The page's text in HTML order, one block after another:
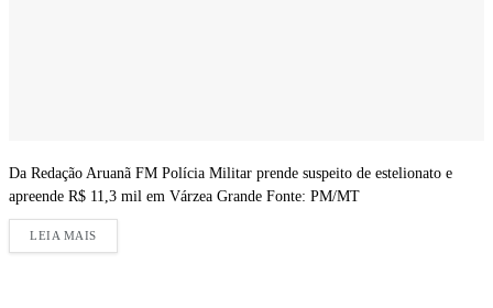
Da Redação Aruanã FM Polícia Militar prende suspeito de estelionato e
apreende R$ 11,3 mil em Várzea Grande Fonte: PM/MT
LEIA MAIS